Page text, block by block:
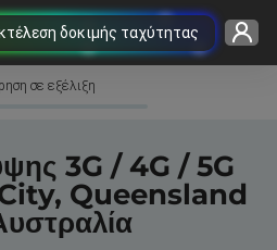
δοκιμής ταχύτητας
σε εξέλιξη
3G / 4G / 5G
Queensland